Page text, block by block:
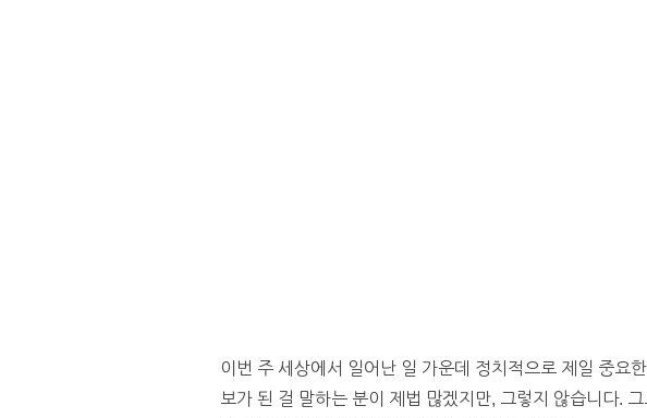
이번 주 세상에서 일어난 일 가운데 정치적으로 제일 중요
보가 된 걸 말하는 분이 제법 많겠지만, 그렇지 않습니다.